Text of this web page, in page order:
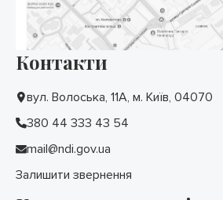
Контакти
вул. Волоська, 11А, м. Київ, 04070
380 44 333 43 54
mail@ndi.gov.ua
Залишити звернення